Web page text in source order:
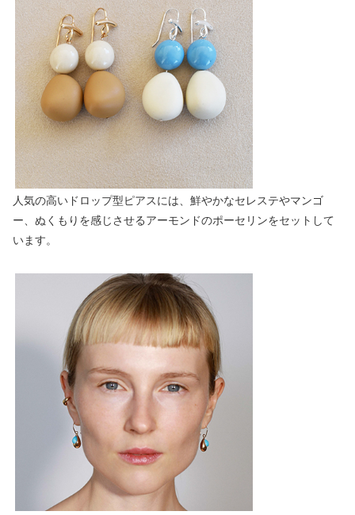
人気の高いドロップ型ピアスには、鮮やかなセレステやマンゴ
ー、ぬくもりを感じさせるアーモンドのポーセリンをセットして
います。